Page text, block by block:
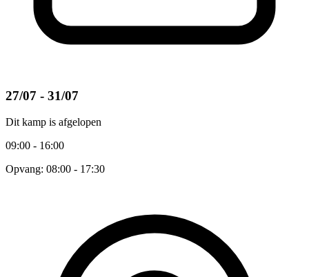
27/07 - 31/07
Dit kamp is afgelopen
09:00 - 16:00
Opvang: 08:00 - 17:30